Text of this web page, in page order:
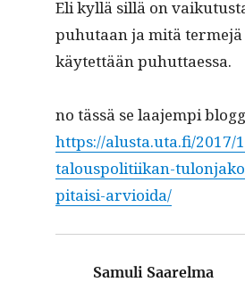
Eli kyl­lä sil­lä on
puhutaan ja mitä
käytet­tään puhuttaessa.
no tässä se laa­jem­pi
https://alusta.uta.fi/2017/
talouspolitiikan-
pitaisi-arvioida/
Samuli Saarelma